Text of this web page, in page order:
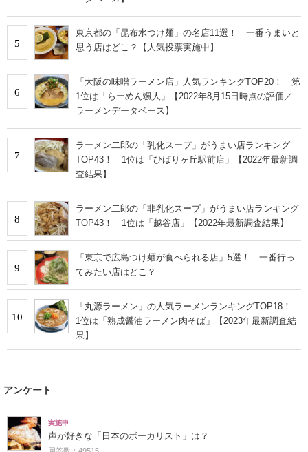
5
東京都の「昆布水つけ麺」の名店11選！ 一番うまいと
思う店はどこ？【人気投票実施中】
6
「大阪の味噌ラーメン店」人気ランキングTOP20！ 第
1位は「らーめん颯人」【2022年8月15日時点の評価／
ラーメンデータベース】
7
ラーメン二郎の「乳化スープ」がうまい店ランキング
TOP43！ 1位は「ひばりヶ丘駅前店」【2022年最新調
査結果】
8
ラーメン二郎の「非乳化スープ」がうまい店ランキング
TOP43！ 1位は「越谷店」【2022年最新調査結果】
9
「東京で広島つけ麺が食べられる店」5選！ 一番行っ
てみたい店はどこ？
10
「丸源ラーメン」の人気ラーメンランキングTOP18！
1位は「熟成醤油ラーメン肉そば」【2023年最新調査結
果】
アンケート
実施中
声が好きな「日本のボーカリスト」は？